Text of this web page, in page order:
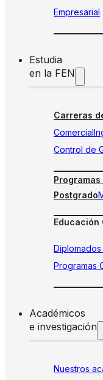
Empresarial
Estudia
en la FEN
Carreras
Comercial
Control de
Programas
Postgrado
Educación
Programas
Académicos
e investigación
Nuestros